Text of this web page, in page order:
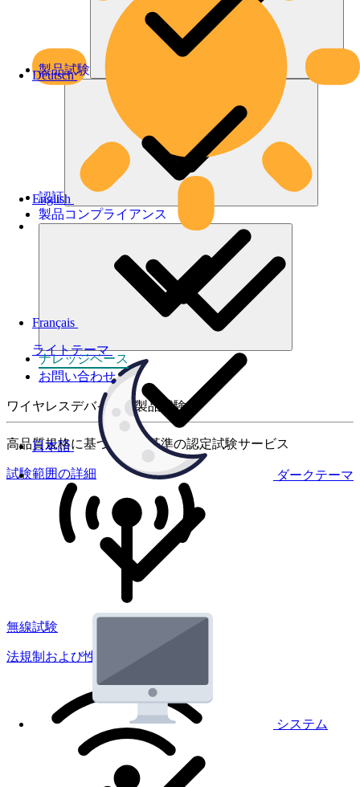
ライトテーマ
ダークテーマ
システム
Deutsch
English
Français
日本語
製品試験
認証
製品コンプライアンス
ナレッジベース
お問い合わせ
ワイヤレスデバイスの製品試験
高品質規格に基づく国際基準の認定試験サービス
試験範囲の詳細
無線試験
法規制および性能試験